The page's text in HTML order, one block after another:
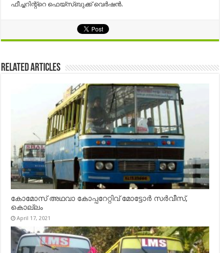
ഫീച്ചറിന്റ്റെ ഫെയ്സ്ബുക്ക് വെർഷൻ.
Related Articles
കോമോസ് അഥവാ കോപ്പറേറ്റിവ് മോട്ടോര്‍ സര്‍വീസ്,
കൊല്ലം
April 17, 2021